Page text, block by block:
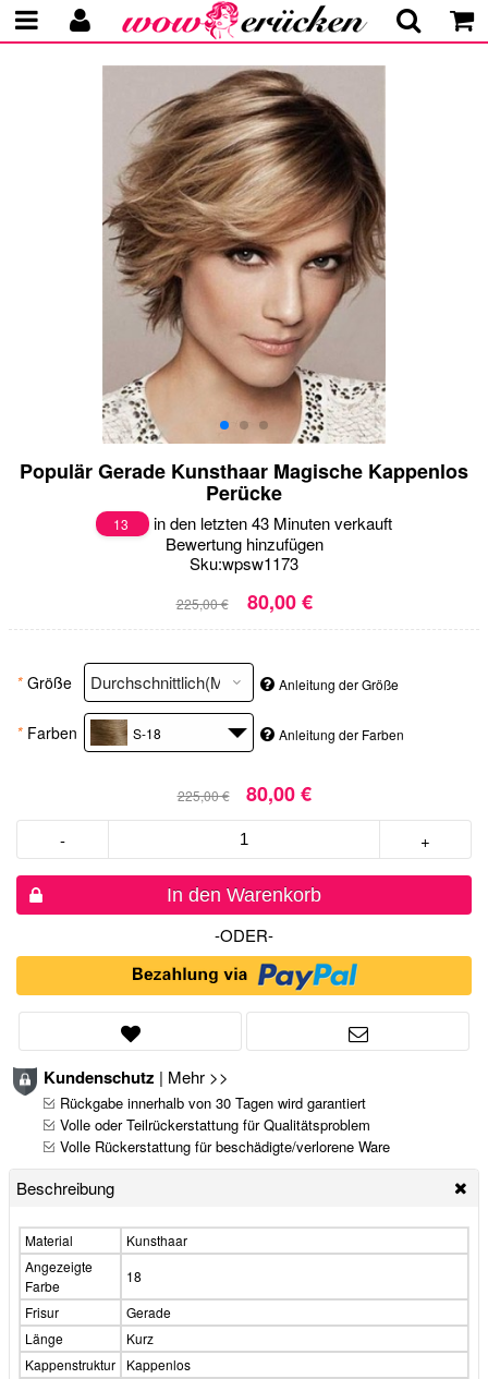
Populär Gerade Kunsthaar Magische Kappenlos
Perücke
13
in den letzten 43 Minuten verkauft
Bewertung hinzufügen
Sku:wpsw1173
225,00 € 80,00 €
* Größe Anleitung der Größe
* Farben S-18 Anleitung der Farben
225,00 € 80,00 €
- +
In den Warenkorb
-ODER-
Kundenschutz | Mehr >>
Rückgabe innerhalb von 30 Tagen wird garantiert
Volle oder Teilrückerstattung für Qualitätsproblem
Volle Rückerstattung für beschädigte/verlorene Ware
Beschreibung
Material
Kunsthaar
Angezeigte
Farbe
18
Frisur
Gerade
Länge
Kurz
Kappenstruktur
Kappenlos